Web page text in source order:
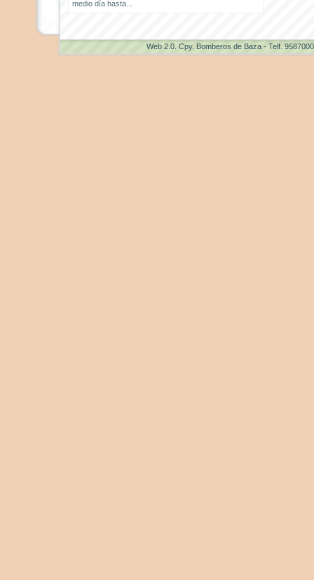
medio día hasta...
Web 2.0 . Cpy. Bomberos de Baza - Telf.